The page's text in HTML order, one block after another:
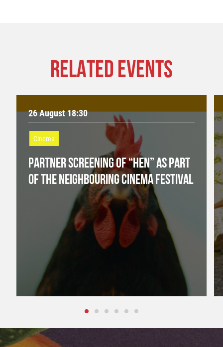
RELATED EVENTS
26 August 18:30
Cinema
PARTNER SCREENING OF “HEN” AS PART
OF THE NEIGHBOURING CINEMA FESTIVAL